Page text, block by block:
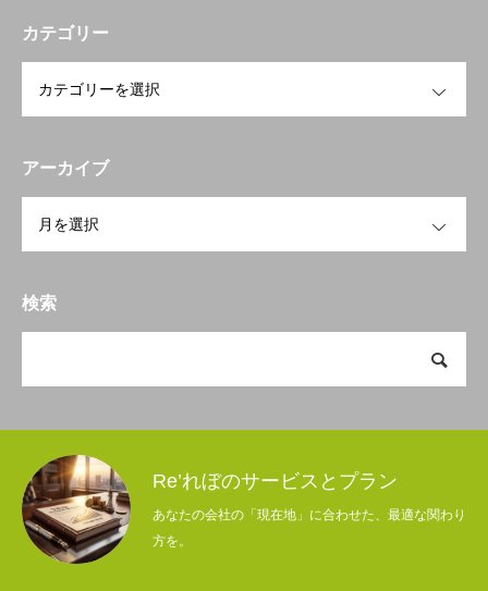
カテゴリー
アーカイブ
検索
Re’れぼのサービスとプラン
あなたの会社の「現在地」に合わせた、最適な関わり
方を。